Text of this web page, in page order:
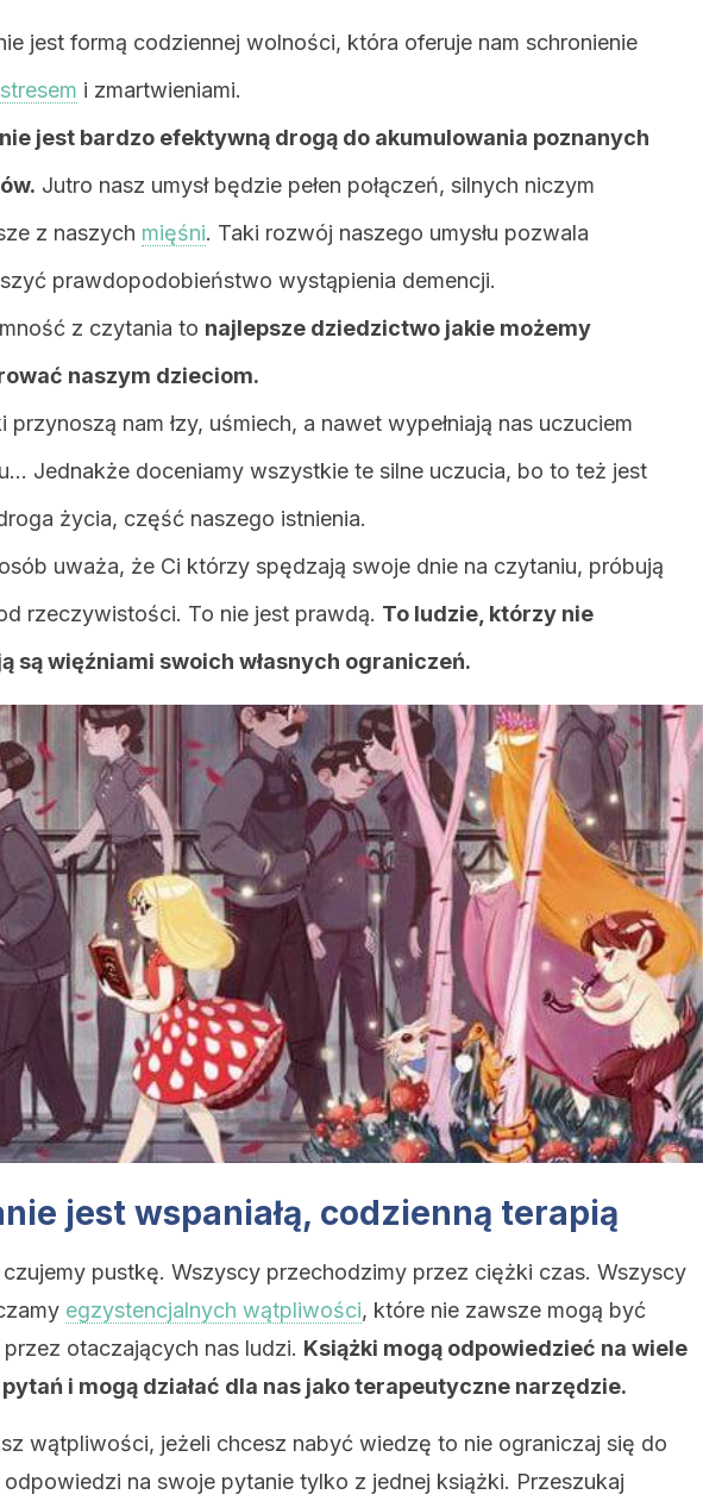
jest formą codziennej wolności, która oferuje nam schronienie
stresem i zmartwieniami.
jest bardzo efektywną drogą do akumulowania poznanych
Jutro nasz umysł będzie pełen połączeń, silnych niczym
z naszych mięśni. Taki rozwój naszego umysłu pozwala
prawdopodobieństwo wystąpienia demencji.
z czytania to najlepsze dziedzictwo jakie możemy
naszym dzieciom.
przynoszą nam łzy, uśmiech, a nawet wypełniają nas uczuciem
Jednakże doceniamy wszystkie te silne uczucia, bo to też jest
życia, część naszego istnienia.
uważa, że Ci którzy spędzają swoje dnie na czytaniu, próbują
rzeczywistości. To nie jest prawdą. To ludzie, którzy nie
są więźniami swoich własnych ograniczeń.
jest wspaniałą, codzienną terapią
pustkę. Wszyscy przechodzimy przez ciężki czas. Wszyscy
egzystencjalnych wątpliwości, które nie zawsze mogą być
otaczających nas ludzi. Książki mogą odpowiedzieć na wiele
i mogą działać dla nas jako terapeutyczne narzędzie.
wątpliwości, jeżeli chcesz nabyć wiedzę to nie ograniczaj się do
odpowiedzi na swoje pytanie tylko z jednej książki. Przeszukaj